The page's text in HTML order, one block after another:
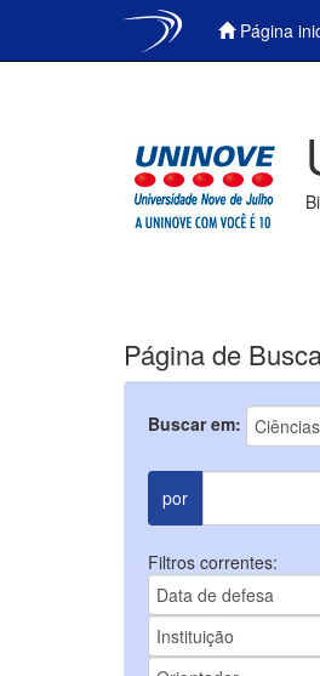
Página
Página de
Buscar em:
por
Filtros correntes: